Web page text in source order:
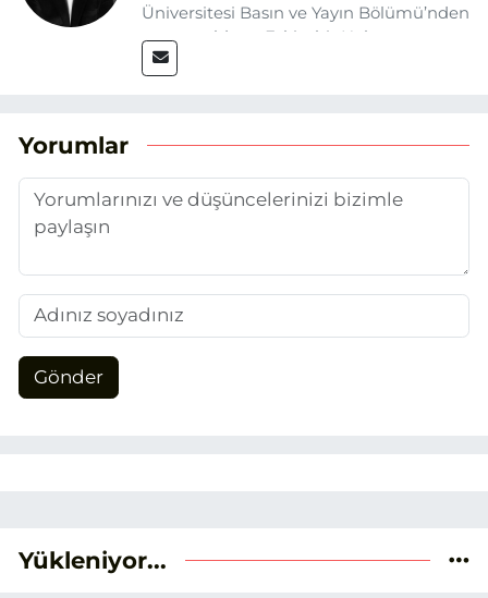
Üniversitesi Basın ve Yayın Bölümü’nden
mezun oldum. Eskişehir Haber
Ajansı’nda (EHA) muhabir ve editör
Yorumlar
Gönder
Yükleniyor...